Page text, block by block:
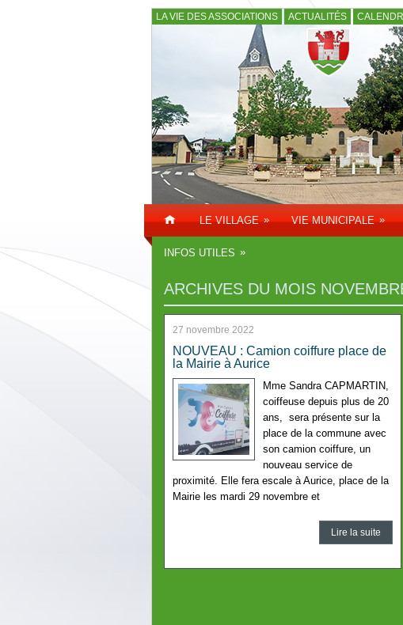
LA VIE DES ASSOCIATIONS ACTUALITÉS
LE VILLAGE » VIE MUNICIPALE »
INFOS UTILES »
ARCHIVES DU MOIS
27 novembre 2022
NOUVEAU : Camion coiffure place de
la Mairie à Aurice
Mme Sandra CAPMARTIN,
coiffeuse depuis plus de 20
ans, sera présente sur la
place de la commune avec
son camion coiffure, un
nouveau service de
proximité. Elle fera escale à Aurice, place de la
Mairie les mardi 29 novembre et
Lire la suite